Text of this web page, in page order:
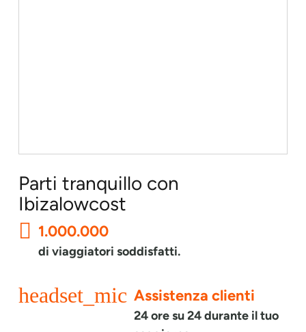
Parti tranquillo con
Ibizalowcost
1.000.000
di viaggiatori soddisfatti.
headset_mic Assistenza clienti
24 ore su 24 durante il tuo